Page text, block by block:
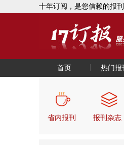
十年订阅，是您信赖的报
首页 热门报
省内报刊 报刊杂志